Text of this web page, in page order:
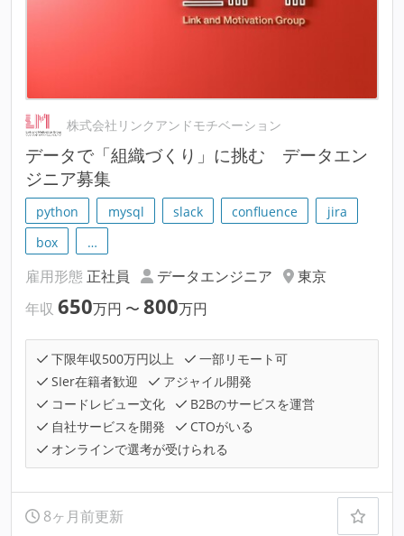
株式会社リンクアンドモチベーション
データで「組織づくり」に挑む データエン
ジニア募集
python mysql slack confluence
jira
box
…
雇用形態 正社員 データエンジニア
東京
年収 650万円 〜 800万円
下限年収500万円以上
一部リモート可
SIer在籍者歓迎
アジャイル開発
コードレビュー文化
B2Bのサービスを運営
自社サービスを開発
CTOがいる
オンラインで選考が受けられる
8ヶ月前更新